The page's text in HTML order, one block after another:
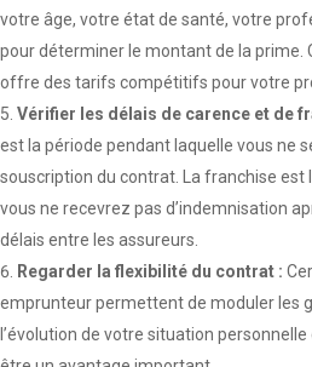
votre âge, votre état de santé, votre
pour déterminer le montant de la prime.
offre des tarifs compétitifs pour votre
Vérifier les délais de carence et de
est la période pendant laquelle vous ne
souscription du contrat. La franchise est
vous ne recevrez pas d’indemnisation
délais entre les assureurs.
Regarder la flexibilité du contrat :
emprunteur permettent de moduler les
l’évolution de votre situation